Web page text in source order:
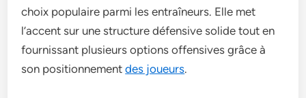
choix populaire parmi les entraîneurs. Elle met
l’accent sur une structure défensive solide tout en
fournissant plusieurs options offensives grâce à
son positionnementdes joueurs.